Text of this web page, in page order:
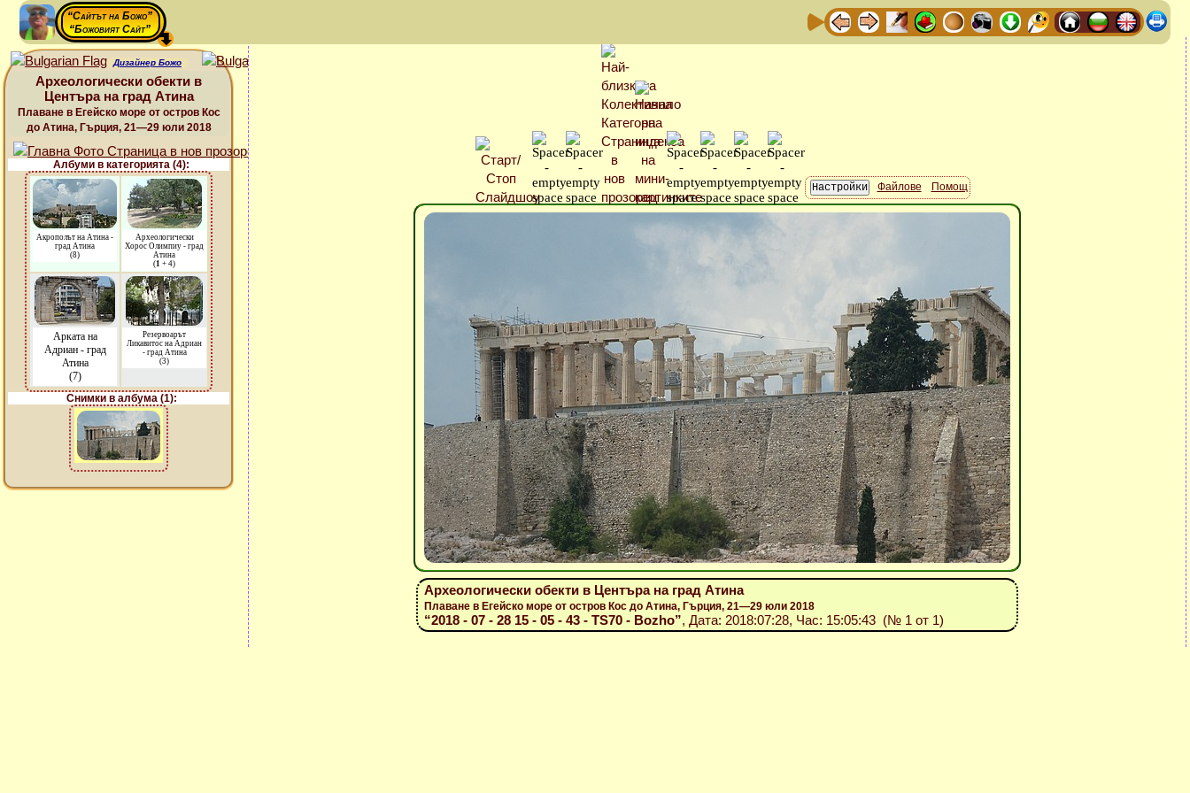
“Сайтът на Божо”
“Божовият Сайт”
Дизайнер Божо
Археологически обекти в
Центъра на град Атина
Плаване в Егейско море от остров Кос
до Атина, Гърция, 21—29 юли 2018
Албуми в категорията (4):
Акрополът на Атина -
град Атина
(8)
Археологически
Хорос Олимпиу - град
Атина
(1 + 4)
Арката на
Адриан - град
Атина
(7)
Резервоарът
Ликавитос на Адриан
- град Атина
(3)
Снимки в албума (1):
Файлове Помощ
Археологически обекти в Центъра на град Атина
Плаване в Егейско море от остров Кос до Атина, Гърция, 21—29 юли 2018
“2018 - 07 - 28 15 - 05 - 43 - TS70 - Bozho”, Дата: 2018:07:28, Час: 15:05:43 (№ 1 от 1)